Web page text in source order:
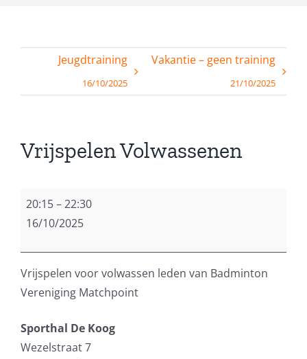
Jeugdtraining
16/10/2025
Vakantie – geen training
21/10/2025
Vrijspelen Volwassenen
Vrijspelen
Volwassenen
20:15–22:30
16/10/2025
Vrijspelen voor volwassen leden van Badminton
Vereniging Matchpoint
Sporthal De Koog
Wezelstraat 7